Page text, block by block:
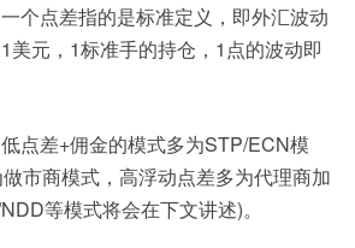
个点差指的是标准定义，即外汇波动
美元，1标准手的持仓，1点的波动即
点差+佣金的模式多为STP/ECN模
市商模式，高浮动点差多为代理商加
等模式将会在下文讲述)。